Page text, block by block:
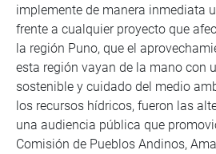
implemente de manera inmediata
frente a cualquier proyecto que
la región Puno, que el
esta región vayan de la mano con
sostenible y cuidado del medio
los recursos hídricos, fueron las
una audiencia pública que
Comisión de Pueblos Andinos,